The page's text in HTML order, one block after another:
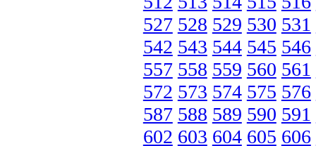
527 528 529 530 531
542 543 544 545 546
557 558 559 560 561
572 573 574 575 576
587 588 589 590 591
602 603 604 605 606